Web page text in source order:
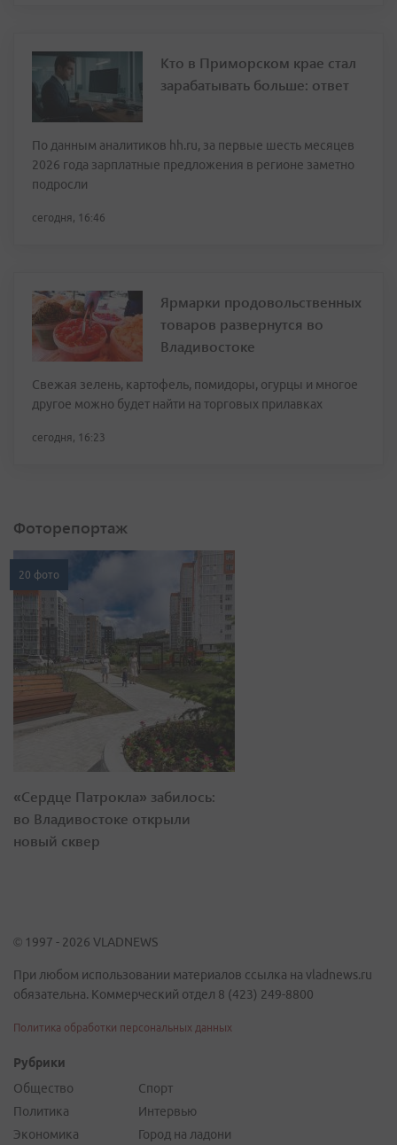
Кто в Приморском крае стал
зарабатывать больше: ответ
По данным аналитиков hh.ru, за первые шесть месяцев
2026 года зарплатные предложения в регионе заметно
подросли
сегодня, 16:46
Ярмарки продовольственных
товаров развернутся во
Владивостоке
Свежая зелень, картофель, помидоры, огурцы и многое
другое можно будет найти на торговых прилавках
сегодня, 16:23
Фоторепортаж
20 фото
«Сердце Патрокла» забилось:
во Владивостоке открыли
новый сквер
© 1997 - 2026 VLADNEWS
При любом использовании материалов ссылка на vladnews.ru
обязательна. Коммерческий отдел 8 (423) 249-8800
Политика обработки персональных данных
Рубрики
Общество
Политика
Экономика
Спорт
Интервью
Город на ладони